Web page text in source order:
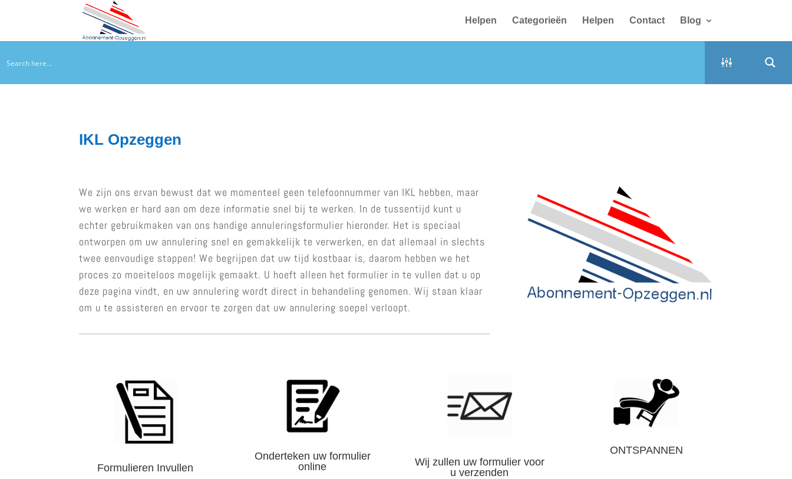
Helpen Categorieën Helpen Contact Blog
IKL Opzeggen
We zijn ons ervan bewust dat we momenteel geen telefoonnummer van IKL hebben, maar
we werken er hard aan om deze informatie snel bij te werken. In de tussentijd kunt u
echter gebruikmaken van ons handige annuleringsformulier hieronder. Het is speciaal
ontworpen om uw annulering snel en gemakkelijk te verwerken, en dat allemaal in slechts
twee eenvoudige stappen! We begrijpen dat uw tijd kostbaar is, daarom hebben we het
proces zo moeiteloos mogelijk gemaakt. U hoeft alleen het formulier in te vullen dat u op
deze pagina vindt, en uw annulering wordt direct in behandeling genomen. Wij staan klaar
om u te assisteren en ervoor te zorgen dat uw annulering soepel verloopt.
Formulieren Invullen
Onderteken uw formulier
online
Wij zullen uw formulier voor
u verzenden
ONTSPANNEN